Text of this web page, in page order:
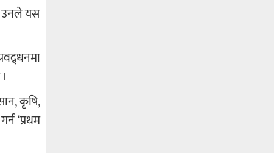
उनले यस
कृषि,
‘प्रथम